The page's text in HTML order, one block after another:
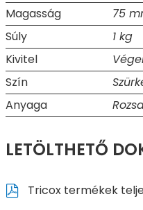
Magasság
75
Súly
1 kg
Kivitel
Szín
Anyaga
LETÖLTHETŐ
Tricox termékek